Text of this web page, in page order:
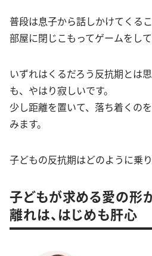
普段は息子から話しかけてくる
部屋に閉じこもってゲームをして
いずれはくるだろう反抗期とは
も、やはり寂しいです。
少し距離を置いて、落ち着くの
みます。
子どもの反抗期はどのように乗
子どもが求める愛の形
離れは、はじめも肝心